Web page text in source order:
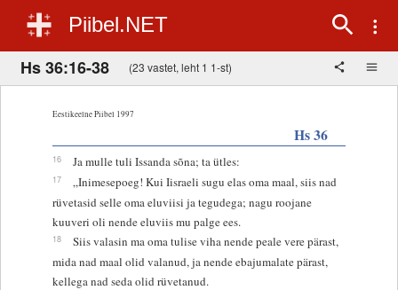
Piibel.NET
Hs 36:16-38 (23 vastet, leht 1 1-st)
Eestikeelne Piibel 1997
Hs 36
16 Ja mulle tuli Issanda sõna; ta ütles:
17
„Inimesepoeg! Kui Iisraeli sugu elas oma maal, siis nad
rüvetasid selle oma eluviisi ja tegudega; nagu roojane
kuuveri oli nende eluviis mu palge ees.
18
Siis valasin ma oma tulise viha nende peale vere pärast,
mida nad maal olid valanud, ja nende ebajumalate pärast,
kellega nad seda olid rüvetanud.